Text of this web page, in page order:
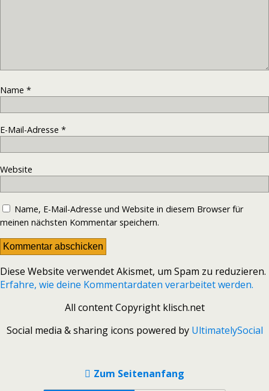
Name *
E-Mail-Adresse *
Website
Name, E-Mail-Adresse und Website in diesem Browser für
meinen nächsten Kommentar speichern.
Diese Website verwendet Akismet, um Spam zu reduzieren.
Erfahre, wie deine Kommentardaten verarbeitet werden.
All content Copyright klisch.net
Social media & sharing icons powered by UltimatelySocial
Zum Seitenanfang